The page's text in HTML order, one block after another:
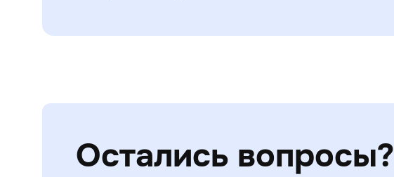
Остались вопросы?